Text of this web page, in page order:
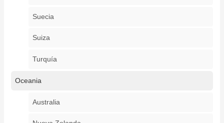
Suecia
Suiza
Turquía
Oceania
Australia